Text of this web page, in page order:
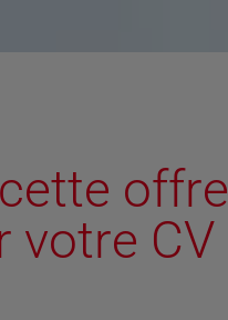
offre
votre CV